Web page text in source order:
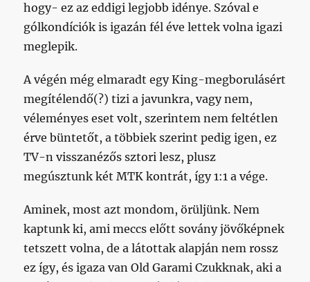
hogy- ez az eddigi legjobb idénye. Szóval e
gólkondíciók is igazán fél éve lettek volna igazi
meglepik.
A végén még elmaradt egy King-megborulásért
megítélendő(?) tizi a javunkra, vagy nem,
véleményes eset volt, szerintem nem feltétlen
érve büntetőt, a többiek szerint pedig igen, ez
TV-n visszanézős sztori lesz, plusz
megúsztunk két MTK kontrát, így 1:1 a vége.
Aminek, most azt mondom, örüljünk. Nem
kaptunk ki, ami meccs előtt sovány jövőképnek
tetszett volna, de a látottak alapján nem rossz
ez így, és igaza van Old Garami Czukknak, aki a